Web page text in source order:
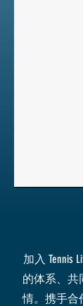
加入 Tennis
的体系、共
情。携手合